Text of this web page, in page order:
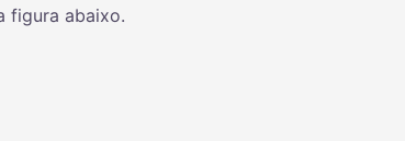
figura abaixo.